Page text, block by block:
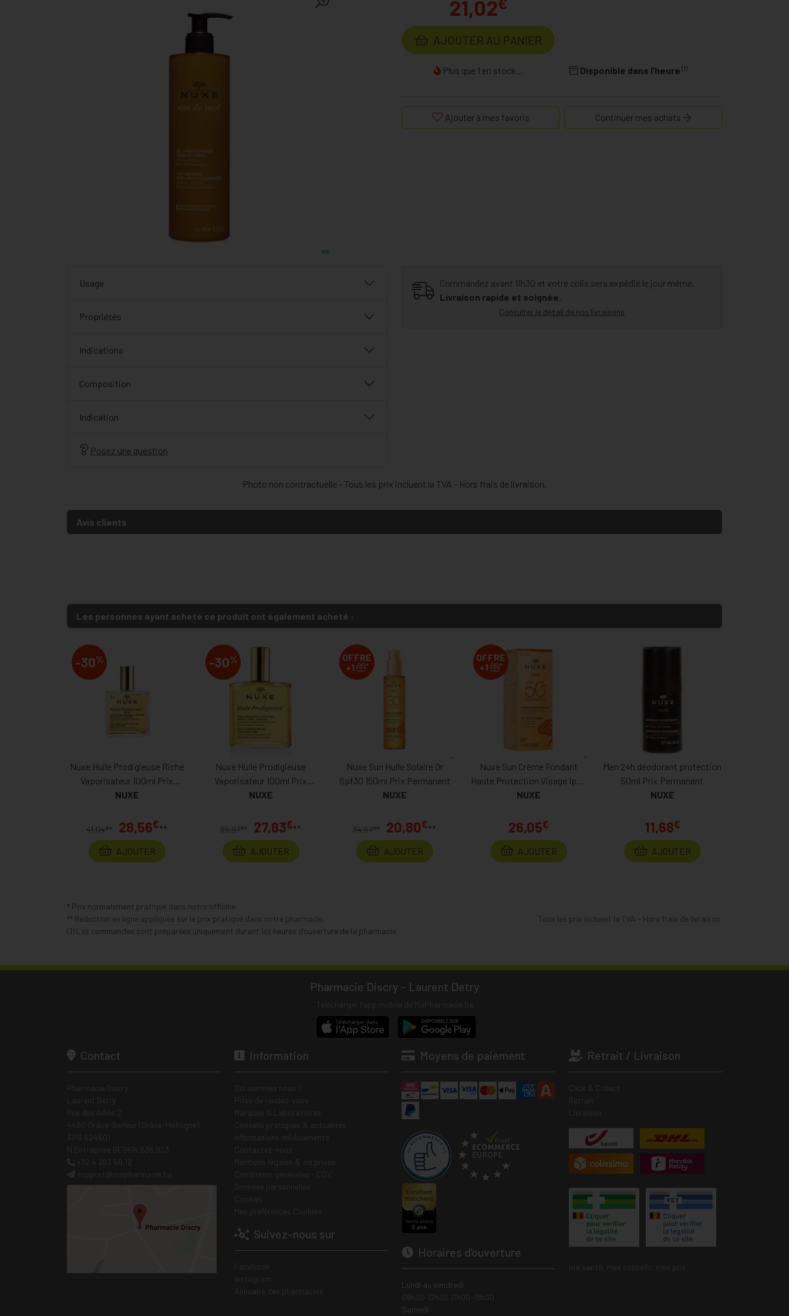
21,02
AJOUTER AU PANIER
Plus que 1 en stock... Disponible dans l’heure (1)
Ajouter à mes favoris Continuer mes achats
Usage
Propriétés
Indications
Composition
Indication
Posez une question
Commandez avant 11h30 et votre colis sera expédié le jour même.
Livraison rapide et soignée.
Consulter le détail de nos livraisons
Photo non contractuelle - Tous les prix incluent la TVA - Hors frais de livraison.
Avis clients
Les personnes ayant acheté ce produit ont également acheté :
-30%
Nuxe Huile Prodigieuse Riche
Vaporisateur 100ml Prix
Permanent
NUXE
41,04€* 28,56€**
AJOUTER
-30%
Nuxe Huile Prodigieuse
Vaporisateur 100ml Prix
Permanent
NUXE
39,97€* 27,83€**
AJOUTER
OFFRE
+1
*
Nuxe Sun Huile Solaire Or
Spf30 150ml Prix Permanent
NUXE
34,67€* 20,80€**
AJOUTER
OFFRE
+1
*
Nuxe Sun Crème Fondant
Haute Protection Visage Ip50
50ml Prix Permanent
NUXE
26,05€
AJOUTER
Men 24h déodorant protection
50ml Prix Permanent
NUXE
11,68€
AJOUTER
* Prix normalement pratiqué dans notre officine.
** Réduction en ligne appliquée sur le prix pratiqué dans notre pharmacie.
(1) Les commandes sont préparées uniquement durant les heures d’ouverture de la pharmacie.
Tous les prix incluent la TVA – Hors frais de livraison.
Pharmacie Discry - Laurent Detry
Contact Information
Suivez-nous sur
Moyens de paiement
Horaires d’ouverture
Lundi au vendredi
Samedi
Retrait / Livraison